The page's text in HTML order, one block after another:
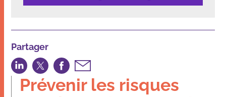
Prévenir les risques
Partager
Partager
sur
LinkedIn
Partager
sur
Partager
sur
Facebook
par
email